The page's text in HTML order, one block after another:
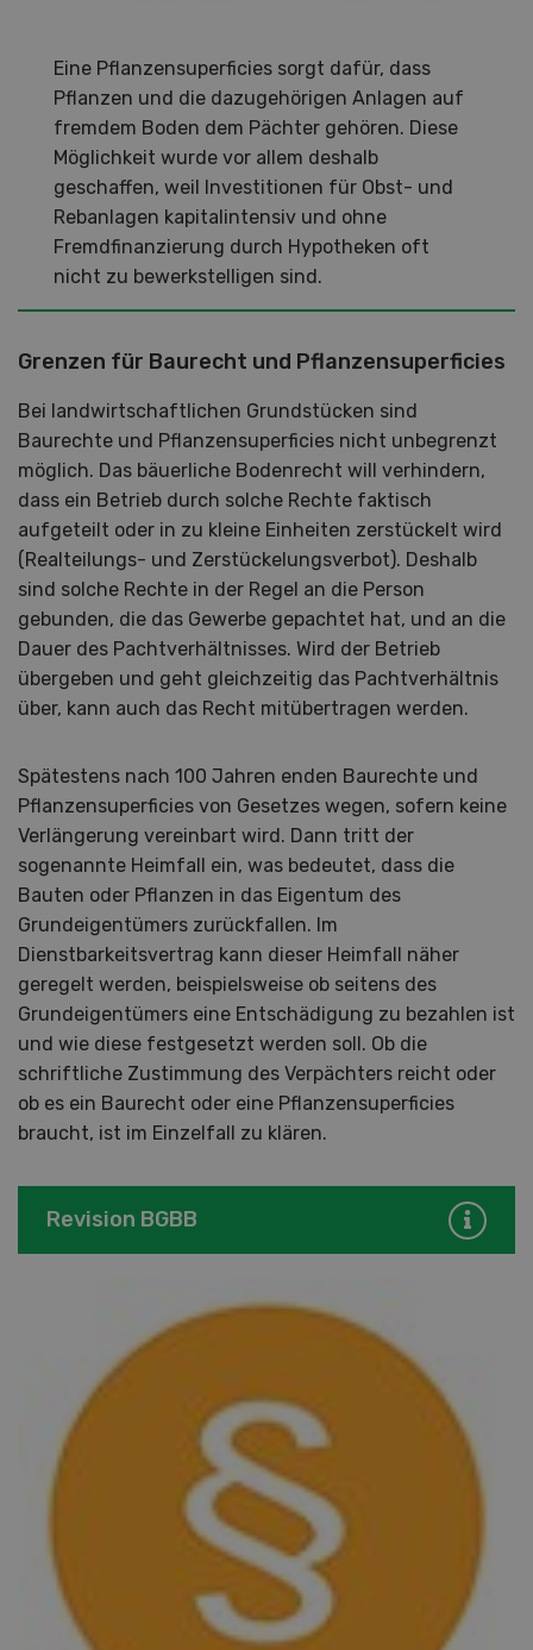
Eine Pflanzensuperficies sorgt dafür, dass
Pflanzen und die dazugehörigen Anlagen auf
fremdem Boden dem Pächter gehören. Diese
Möglichkeit wurde vor allem deshalb
geschaffen, weil Investitionen für Obst- und
Rebanlagen kapitalintensiv und ohne
Fremdfinanzierung durch Hypotheken oft
nicht zu bewerkstelligen sind.
Grenzen für Baurecht und Pflanzensuperficies
Bei landwirtschaftlichen Grundstücken sind
Baurechte und Pflanzensuperficies nicht unbegrenzt
möglich. Das bäuerliche Bodenrecht will verhindern,
dass ein Betrieb durch solche Rechte faktisch
aufgeteilt oder in zu kleine Einheiten zerstückelt wird
(Realteilungs- und Zerstückelungsverbot). Deshalb
sind solche Rechte in der Regel an die Person
gebunden, die das Gewerbe gepachtet hat, und an die
Dauer des Pachtverhältnisses. Wird der Betrieb
übergeben und geht gleichzeitig das Pachtverhältnis
über, kann auch das Recht mitübertragen werden.
Spätestens nach 100 Jahren enden Baurechte und
Pflanzensuperficies von Gesetzes wegen, sofern keine
Verlängerung vereinbart wird. Dann tritt der
sogenannte Heimfall ein, was bedeutet, dass die
Bauten oder Pflanzen in das Eigentum des
Grundeigentümers zurückfallen. Im
Dienstbarkeitsvertrag kann dieser Heimfall näher
geregelt werden, beispielsweise ob seitens des
Grundeigentümers eine Entschädigung zu bezahlen ist
und wie diese festgesetzt werden soll. Ob die
schriftliche Zustimmung des Verpächters reicht oder
ob es ein Baurecht oder eine Pflanzensuperficies
braucht, ist im Einzelfall zu klären.
Revision BGBB